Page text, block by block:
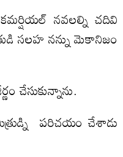
కమర్షియల్ నవలల్ని చదివి
సలహ నన్ను మెకానిజం
చేసుకున్నాను.
పరిచయం చేశాడు